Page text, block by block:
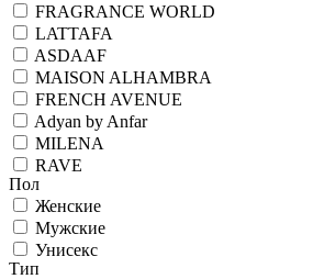
FRAGRANCE WORLD
LATTAFA
ASDAAF
MAISON ALHAMBRA
FRENCH AVENUE
Adyan by Anfar
MILENA
RAVE
Пол
Женские
Мужские
Унисекс
Тип